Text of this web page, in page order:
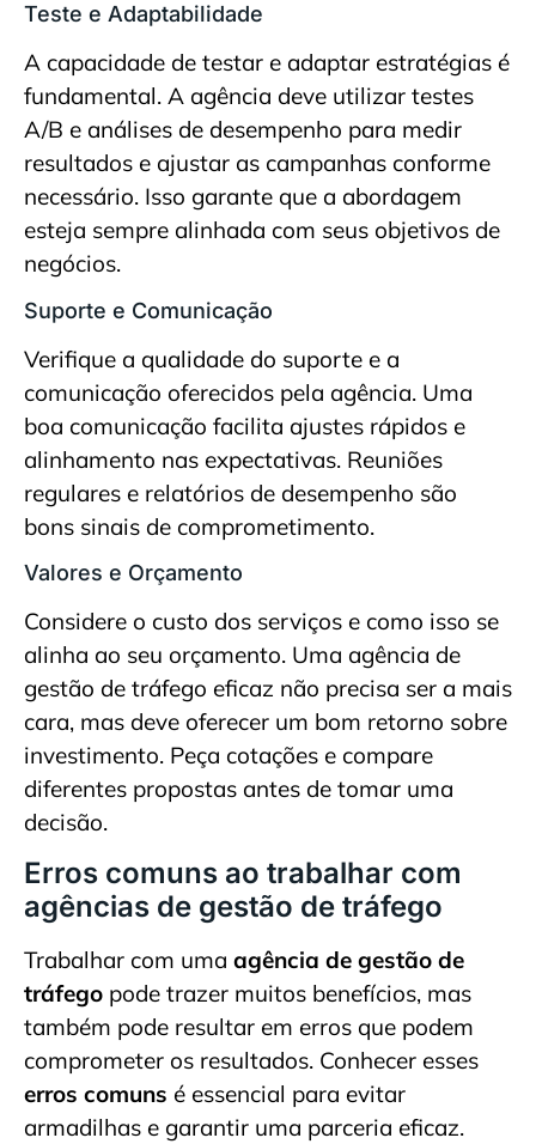
Teste e Adaptabilidade
A capacidade de testar e adaptar estratégias é
fundamental. A agência deve utilizar testes
A/B e análises de desempenho para medir
resultados e ajustar as campanhas conforme
necessário. Isso garante que a abordagem
esteja sempre alinhada com seus objetivos de
negócios.
Suporte e Comunicação
Verifique a qualidade do suporte e a
comunicação oferecidos pela agência. Uma
boa comunicação facilita ajustes rápidos e
alinhamento nas expectativas. Reuniões
regulares e relatórios de desempenho são
bons sinais de comprometimento.
Valores e Orçamento
Considere o custo dos serviços e como isso se
alinha ao seu orçamento. Uma agência de
gestão de tráfego eficaz não precisa ser a mais
cara, mas deve oferecer um bom retorno sobre
investimento. Peça cotações e compare
diferentes propostas antes de tomar uma
decisão.
Erros comuns ao trabalhar com
agências de gestão de tráfego
Trabalhar com uma agência de gestão de
tráfego pode trazer muitos benefícios, mas
também pode resultar em erros que podem
comprometer os resultados. Conhecer esses
erros comuns é essencial para evitar
armadilhas e garantir uma parceria eficaz.